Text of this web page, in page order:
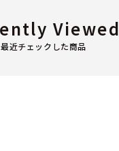
最近チェックした商品
Viewed